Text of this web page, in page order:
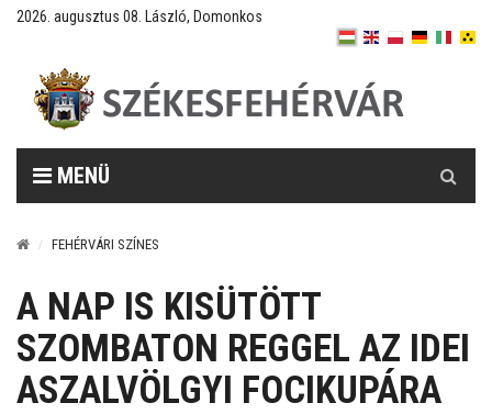
2026. augusztus 08. László, Domonkos
MENÜ
FEHÉRVÁRI SZÍNES
A NAP IS KISÜTÖTT
SZOMBATON REGGEL AZ IDEI
ASZALVÖLGYI FOCIKUPÁRA